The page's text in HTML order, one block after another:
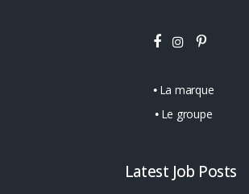
La marque
Le groupe
Latest Job Posts